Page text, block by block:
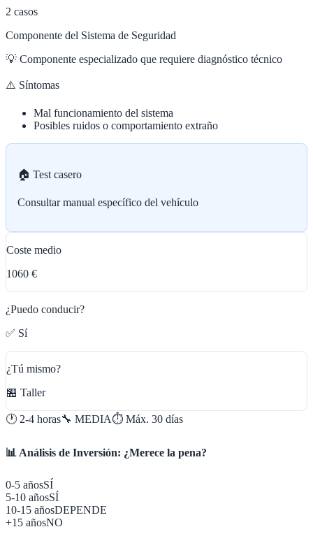
2 casos
Componente del Sistema de Seguridad
💡 Componente especializado que requiere diagnóstico técnico
⚠️ Síntomas
Mal funcionamiento del sistema
Posibles ruidos o comportamiento extraño
🏠 Test casero
Consultar manual específico del vehículo
Coste medio
1060 €
¿Puedo conducir?
✅ Sí
¿Tú mismo?
🏪 Taller
🕐 2-4 horas🔧 MEDIA⏱️ Máx. 30 días
📊 Análisis de Inversión: ¿Merece la pena?
0-5 añosSÍ
5-10 añosSÍ
10-15 añosDEPENDE
+15 añosNO